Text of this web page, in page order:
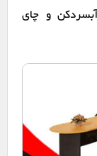
و چای